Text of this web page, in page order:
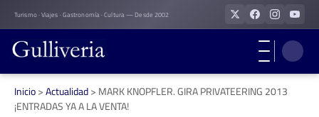
Skip
to
content
Turismo · Viajes · Gastronomía · Cultura — Desde 2002
Inicio>Actualidad> MARK KNOPFLER. GIRA PRIVATEERING 2013
¡ENTRADAS YA A LA VENTA!